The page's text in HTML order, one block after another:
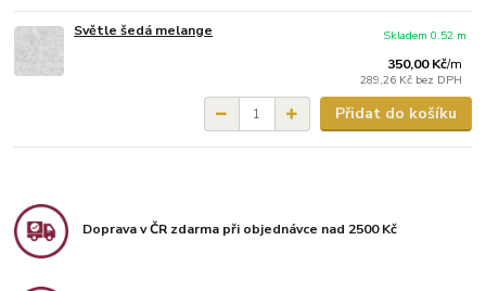
Světle šedá melange
350,00 Kč/m
289,26 Kč bez DPH
Skladem 0.52 m
Přidat do košíku
Doprava v ČR zdarma při objednávce nad 2500 Kč